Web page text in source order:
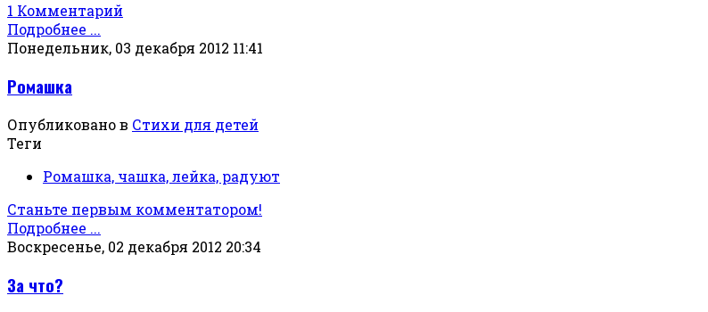
1 Комментарий
Подробнее ...
Понедельник, 03 декабря 2012 11:41
Ромашка
Опубликовано в Стихи для детей
Теги
Ромашка, чашка, лейка, радуют
Станьте первым комментатором!
Подробнее ...
Воскресенье, 02 декабря 2012 20:34
За что?